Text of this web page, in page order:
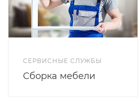
СЕРВИСНЫЕ СЛУЖБЫ
Сборка мебели